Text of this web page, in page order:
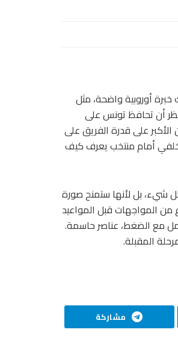
على أسماء تملك خبرة أوروبية واضحة، مثل
أن تحافظ تونس على
على قدرة الفريق على
أمام منتخب يعرف كيف
شيء، بل لأنها ستمنح صورة
المواجهات قبل المواعيد
مع الضغط، عناصر حاسمة.
المقبلة.
مشاركة